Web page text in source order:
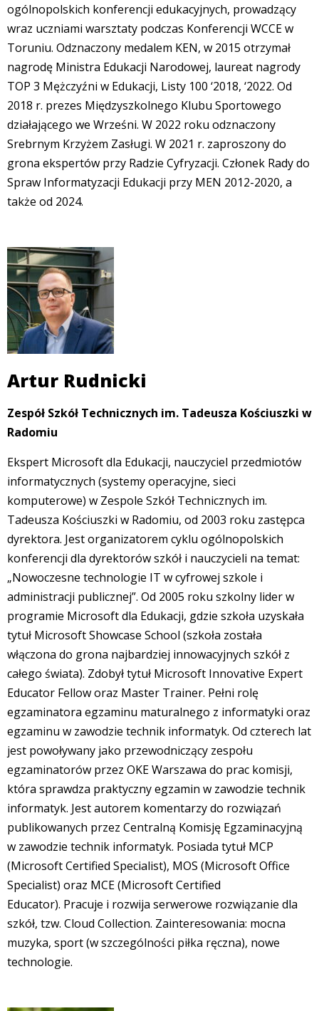
ogólnopolskich konferencji edukacyjnych, prowadzący
wraz uczniami warsztaty podczas Konferencji WCCE w
Toruniu. Odznaczony medalem KEN, w 2015 otrzymał
nagrodę Ministra Edukacji Narodowej, laureat nagrody
TOP 3 Mężczyźni w Edukacji, Listy 100 ‘2018, ‘2022. Od
2018 r. prezes Międzyszkolnego Klubu Sportowego
działającego we Wrześni. W 2022 roku odznaczony
Srebrnym Krzyżem Zasługi. W 2021 r. zaproszony do
grona ekspertów przy Radzie Cyfryzacji. Członek Rady do
Spraw Informatyzacji Edukacji przy MEN 2012-2020, a
także od 2024.
Artur Rudnicki
Zespół Szkół Technicznych im. Tadeusza Kościuszki w
Radomiu
Ekspert Microsoft dla Edukacji, nauczyciel przedmiotów
informatycznych (systemy operacyjne, sieci
komputerowe) w Zespole Szkół Technicznych im.
Tadeusza Kościuszki w Radomiu, od 2003 roku zastępca
dyrektora. Jest organizatorem cyklu ogólnopolskich
konferencji dla dyrektorów szkół i nauczycieli na temat:
„Nowoczesne technologie IT w cyfrowej szkole i
administracji publicznej”. Od 2005 roku szkolny lider w
programie Microsoft dla Edukacji, gdzie szkoła uzyskała
tytuł Microsoft Showcase School (szkoła została
włączona do grona najbardziej innowacyjnych szkół z
całego świata). Zdobył tytuł Microsoft Innovative Expert
Educator Fellow oraz Master Trainer. Pełni rolę
egzaminatora egzaminu maturalnego z informatyki oraz
egzaminu w zawodzie technik informatyk. Od czterech lat
jest powoływany jako przewodniczący zespołu
egzaminatorów przez OKE Warszawa do prac komisji,
która sprawdza praktyczny egzamin w zawodzie technik
informatyk. Jest autorem komentarzy do rozwiązań
publikowanych przez Centralną Komisję Egzaminacyjną
w zawodzie technik informatyk. Posiada tytuł MCP
(Microsoft Certified Specialist), MOS (Microsoft Office
Specialist) oraz MCE (Microsoft Certified
Educator). Pracuje i rozwija serwerowe rozwiązanie dla
szkół, tzw. Cloud Collection. Zainteresowania: mocna
muzyka, sport (w szczególności piłka ręczna), nowe
technologie.